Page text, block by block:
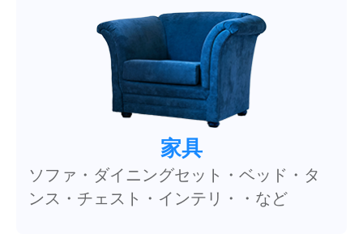
家具
ソファ・ダイニングセット・ベッド・タ
ンス・チェスト・インテリ・・など